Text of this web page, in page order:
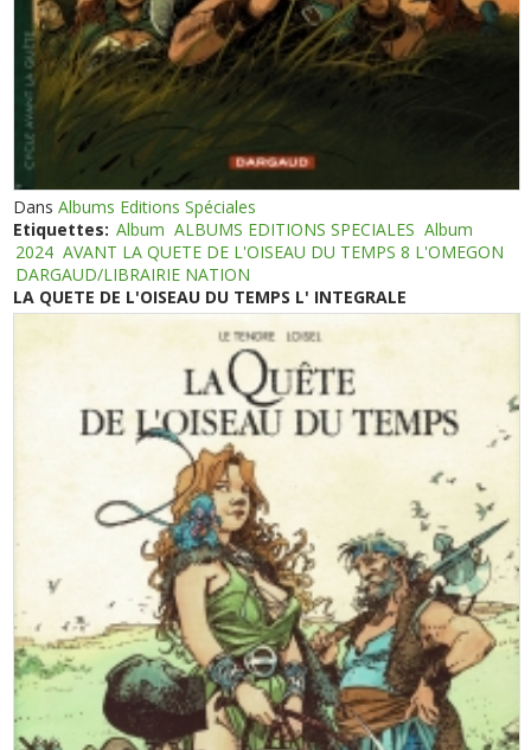
DansAlbums Editions Spéciales
Etiquettes: Album ALBUMS EDITIONS SPECIALES Album
2024 AVANT LA QUETE DE L'OISEAU DU TEMPS 8 L'OMEGON
DARGAUD/LIBRAIRIE NATION
LA QUETE DE L'OISEAU DU TEMPS L' INTEGRALE